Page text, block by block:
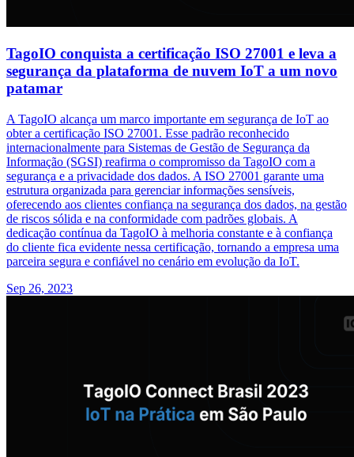
TagoIO conquista a certificação ISO 27001 e leva a
segurança da plataforma de nuvem IoT a um novo
patamar
A TagoIO alcança um marco importante em segurança de IoT ao
obter a certificação ISO 27001. Esse padrão reconhecido
internacionalmente para Sistemas de Gestão de Segurança da
Informação (SGSI) reafirma o compromisso da TagoIO com a
segurança e a privacidade dos dados. A ISO 27001 garante uma
estrutura organizada para gerenciar informações sensíveis,
oferecendo aos clientes confiança na segurança dos dados, na gestão
de riscos sólida e na conformidade com padrões globais. A
dedicação contínua da TagoIO à melhoria constante e à confiança
do cliente fica evidente nessa certificação, tornando a empresa uma
parceira segura e confiável no cenário em evolução da IoT.
Sep 26, 2023